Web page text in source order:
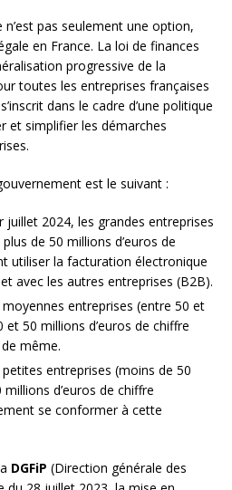
pas seulement une option,
en France. La loi de finances
progressive de la
toutes les entreprises françaises
dans le cadre d’une politique
et simplifier les démarches
est le suivant :
juillet 2024, les grandes entreprises
de 50 millions d’euros de
utiliser la facturation électronique
avec les autres entreprises (B2B).
entreprises (entre 50 et
50 millions d’euros de chiffre
même.
entreprises (moins de 50
d’euros de chiffre
se conformer à cette
DGFiP (Direction générale des